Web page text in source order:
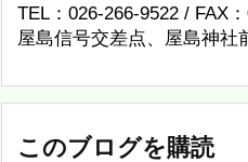
TEL：026-266-9522 / FAX
屋島信号交差点、屋島神社
このブログを購読